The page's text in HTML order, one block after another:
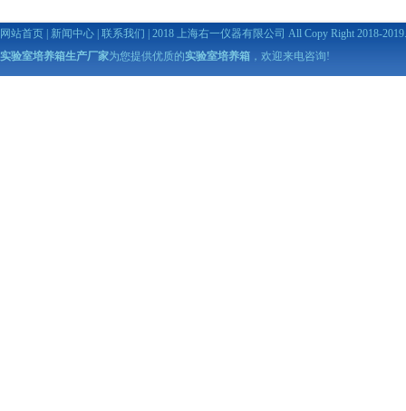
网站首页 新闻中心 联系我们 | 2018 上海右一仪器有限公司 All Copy Right 2018-
实验室培养箱生产厂家为您提供优质的实验室培养箱 ，欢迎来电咨询!